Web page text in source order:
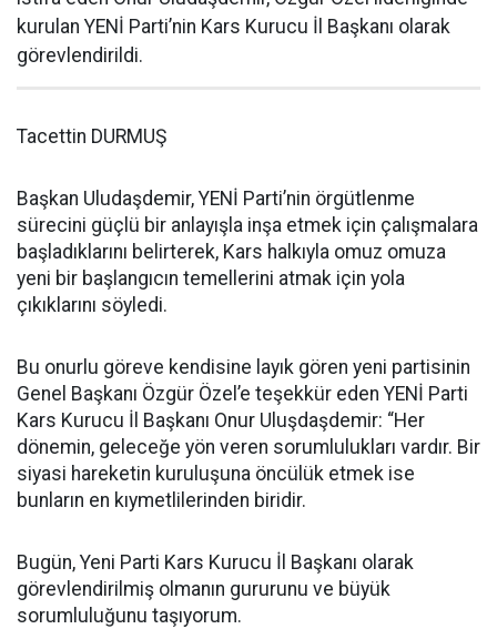
kurulan YENİ Parti’nin Kars Kurucu İl Başkanı olarak
görevlendirildi.
Tacettin DURMUŞ
Başkan Uludaşdemir, YENİ Parti’nin örgütlenme
sürecini güçlü bir anlayışla inşa etmek için çalışmalara
başladıklarını belirterek, Kars halkıyla omuz omuza
yeni bir başlangıcın temellerini atmak için yola
çıkıklarını söyledi.
Bu onurlu göreve kendisine layık gören yeni partisinin
Genel Başkanı Özgür Özel’e teşekkür eden YENİ Parti
Kars Kurucu İl Başkanı Onur Uluşdaşdemir: “Her
dönemin, geleceğe yön veren sorumlulukları vardır. Bir
siyasi hareketin kuruluşuna öncülük etmek ise
bunların en kıymetlilerinden biridir.
Bugün, Yeni Parti Kars Kurucu İl Başkanı olarak
görevlendirilmiş olmanın gururunu ve büyük
sorumluluğunu taşıyorum.